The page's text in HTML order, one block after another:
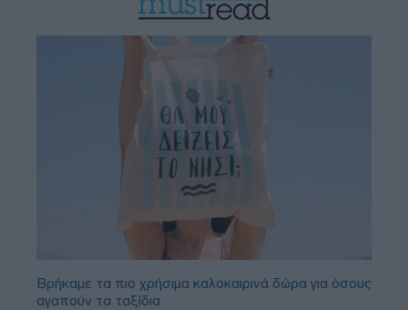
Βρήκαμε τα πιο χρήσιμα καλοκαιρινά δώρα για όσους
αγαπούν τα ταξίδια